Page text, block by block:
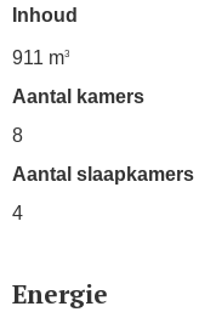
Inhoud
911 m3
Aantal kamers
8
Aantal slaapkamers
4
Energie